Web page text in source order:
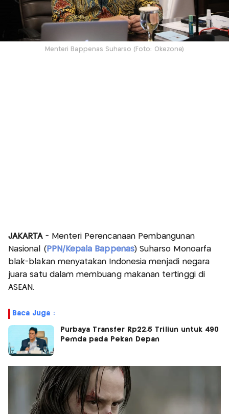
Menteri Bappenas Suharso (Foto: Okezone)
JAKARTA- Menteri Perencanaan Pembangunan
Nasional ( PPN/Kepala Bappenas) Suharso Monoarfa
blak-blakan menyatakan Indonesia menjadi negara
juara satu dalam membuang makanan tertinggi di
ASEAN.
Baca Juga :
Purbaya Transfer Rp22,5 Triliun untuk 490
Pemda pada Pekan Depan